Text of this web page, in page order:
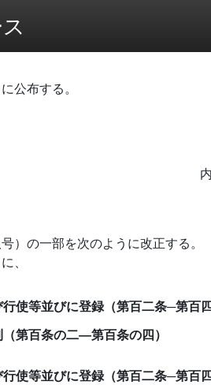
公布する。
）の一部を次のように改正する。
、
使等並びに登録（第百二条─第百四
第百条の二―第百条の四）
使等並びに登録（第百二条─第百四